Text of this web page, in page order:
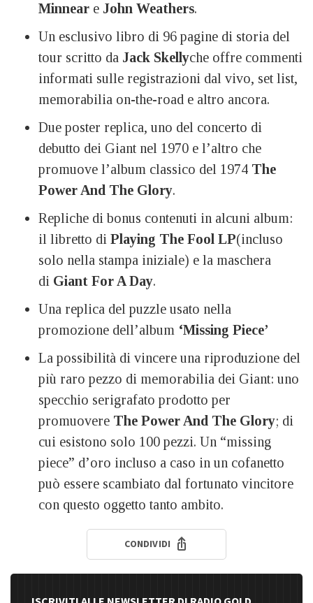
Minnear e John Weathers.
Un esclusivo libro di 96 pagine di storia del
tour scritto da Jack Skellyche offre commenti
informati sulle registrazioni dal vivo, set list,
memorabilia on-the-road e altro ancora.
Due poster replica, uno del concerto di
debutto dei Giant nel 1970 e l’altro che
promuove l’album classico del 1974 The
Power And The Glory.
Repliche di bonus contenuti in alcuni album:
il libretto di Playing The Fool LP(incluso
solo nella stampa iniziale) e la maschera
di Giant For A Day.
Una replica del puzzle usato nella
promozione dell’album ‘Missing Piece’
La possibilità di vincere una riproduzione del
più raro pezzo di memorabilia dei Giant: uno
specchio serigrafato prodotto per
promuovere The Power And The Glory; di
cui esistono solo 100 pezzi. Un “missing
piece” d’oro incluso a caso in un cofanetto
può essere scambiato dal fortunato vincitore
con questo oggetto tanto ambito.
CONDIVIDI